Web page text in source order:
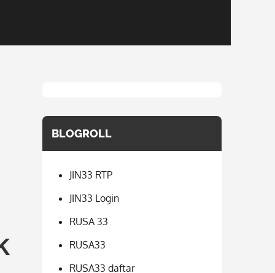
BLOGROLL
JIN33 RTP
JIN33 Login
RUSA 33
RUSA33
RUSA33 daftar